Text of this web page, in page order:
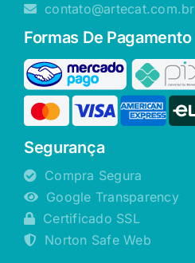
contato@artecat.com.br
Formas De Pagamento
Segurança
Compra Segura
Google Transparency
Certificado SSL
Norton Safe Web